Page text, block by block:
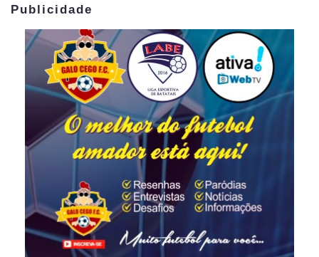
Publicidade